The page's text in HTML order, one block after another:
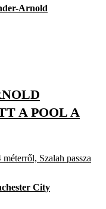
Arnold
A POOL A
Szalah passza
City